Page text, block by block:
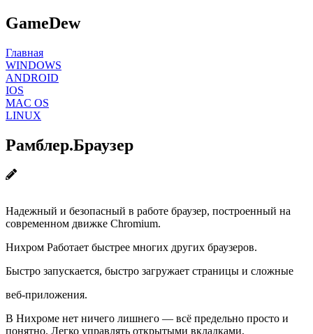
GameDew
Главная
WINDOWS
ANDROID
IOS
MAC OS
LINUX
Рамблер.Браузер
Надежный и безопасный в работе браузер, построенный на
современном движке Chromium.
Нихром Работает быстрее многих других браузеров.
Быстро запускается, быстро загружает страницы и сложные
веб-приложения.
В Нихроме нет ничего лишнего — всё предельно просто и
понятно. Легко управлять открытыми вкладками,